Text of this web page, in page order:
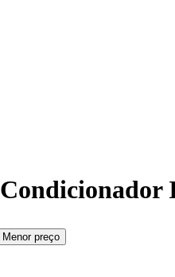
Condicionador
Menor preço